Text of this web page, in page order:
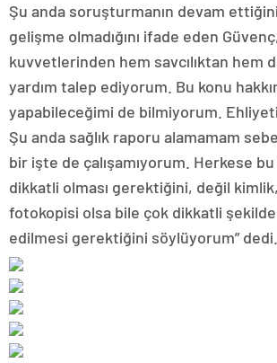
Şu anda soruşturmanın devam
gelişme olmadığını ifade eden
kuvvetlerinden hem savcılıktan hem
yardım talep ediyorum. Bu konu
yapabileceğimi de bilmiyorum.
Şu anda sağlık raporu alamamam
bir işte de çalışamıyorum. Herkese
dikkatli olması gerektiğini, değil
fotokopisi olsa bile çok dikkatli
edilmesi gerektiğini söylüyorum” dedi.